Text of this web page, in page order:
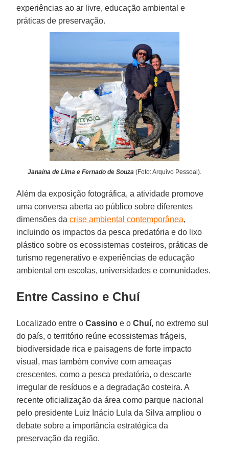
experiências ao ar livre, educação ambiental e
práticas de preservação.
Janaina de Lima e Fernado de Souza (Foto: Arquivo Pessoal).
Além da exposição fotográfica, a atividade promove
uma conversa aberta ao público sobre diferentes
dimensões dacrise ambiental contemporânea,
incluindo os impactos da pesca predatória e do lixo
plástico sobre os ecossistemas costeiros, práticas de
turismo regenerativo e experiências de educação
ambiental em escolas, universidades e comunidades.
Entre Cassino e Chuí
Localizado entre oCassino e oChuí, no extremo sul
do país, o território reúne ecossistemas frágeis,
biodiversidade rica e paisagens de forte impacto
visual, mas também convive com ameaças
crescentes, como a pesca predatória, o descarte
irregular de resíduos e a degradação costeira. A
recente oficialização da área como parque nacional
pelo presidente Luiz Inácio Lula da Silva ampliou o
debate sobre a importância estratégica da
preservação da região.